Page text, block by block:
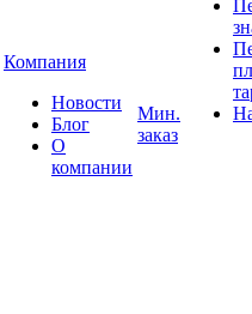
Компания
Новости
Блог
О
компании
Мин.
заказ